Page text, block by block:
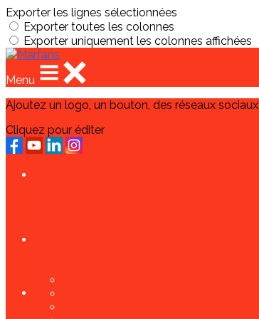
Exporter les lignes sélectionnées
Exporter toutes les colonnes
Exporter uniquement les colonnes affichées
Menu
Ajoutez un logo, un bouton, des réseaux sociaux
Cliquez pour éditer